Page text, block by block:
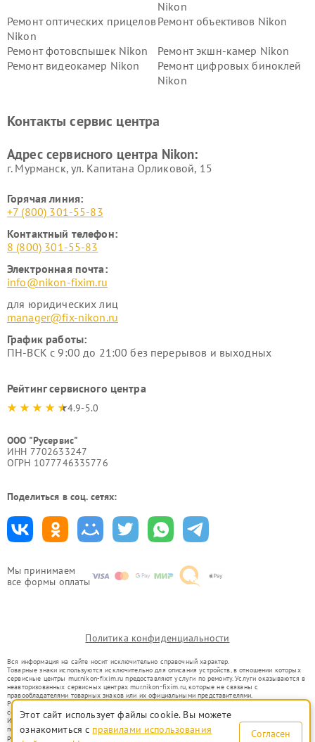
Мы принимаем
все формы оплаты
Nikon
Ремонт оптических прицелов
Nikon
Ремонт объективов Nikon
Ремонт фотовспышек Nikon
Ремонт экшн-камер Nikon
Ремонт видеокамер Nikon
Ремонт цифровых биноклей
Nikon
Ремонт цифровых монокуляров Nikon
Контакты сервис центра
Адрес сервисного центра Nikon:
г. Мурманск, ул. Капитана Орликовой, 15
Горячая линия:
+7 (800) 301-55-83
Контактный телефон:
8 (800) 301-55-83
Электронная почта:
info@nikon-fixim.ru
для юридических лиц
manager@fix-nikon.ru
График работы:
ПН-ВСК с 9:00 до 21:00 без перерывов и выходных
Рейтинг сервисного центра
4.9-5.0
ООО "Русервис"
ИНН 7702633247
ОГРН 1077746335776
Поделиться в соц. сетях:
Политика конфиденциальности
Вся информация на сайте носит исключительно справочный характер.
Товарные знаки используются исключительно для описания устройств, в отношении которых
сервисные центры mur.nikon-fixim.ru предоставляют услуги по ремонту. Услуги оказываются в
неавторизованных сервисных центрах mur.nikon-fixim.ru, которые не связаны с
правообладателями товарных знаков или их официальными представителями.
Ремонт осуществляется для устройств, уже введенных в гражданский оборот в соответствии
со статьей 1487 ГК РФ.
Использование товарных знаков не преследует цели индивидуализации услуг или введения
потребителей в заблуждение, а служит для информирования о предоставляемых услугах по
ремонту техники указанных брендов.
Этот сайт использует файлы cookie. Вы можете
ознакомиться с правилами использования
Согласен